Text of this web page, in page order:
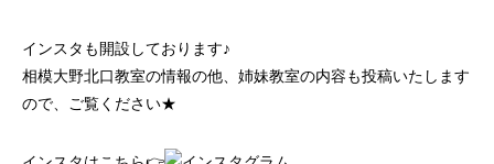
インスタも開設しております♪
相模大野北口教室の情報の他、姉妹教室の内容も投稿いたします
ので、ご覧ください★